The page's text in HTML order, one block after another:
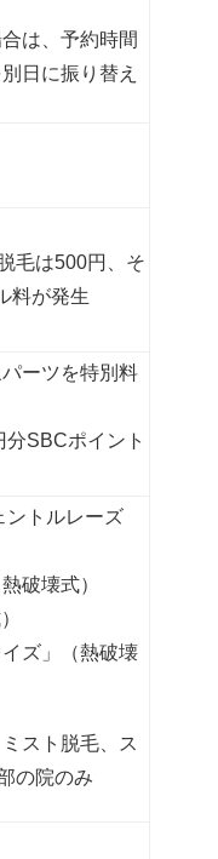
は、予約時間
日に振り替え
毛は500円、そ
料が発生
ーツを特別料
SBCポイント
ントルレーズ
破壊式）
ズ」（熱破壊
スト脱毛、ス
の院のみ